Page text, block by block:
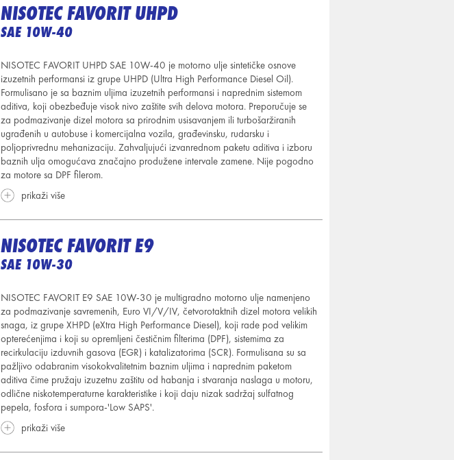
NISOTEC FAVORIT UHPD
SAE 10W-40
NISOTEC FAVORIT UHPD SAE 10W-40 je motorno ulje sintetičke osnove
izuzetnih performansi iz grupe UHPD (Ultra High Performance Diesel Oil).
Formulisano je sa baznim uljima izuzetnih performansi i naprednim sistemom
aditiva, koji obezbeđuje visok nivo zaštite svih delova motora. Preporučuje se
za podmazivanje dizel motora sa prirodnim usisavanjem ili turbošaržiranih
ugrađenih u autobuse i komercijalna vozila, građevinsku, rudarsku i
poljoprivrednu mehanizaciju. Zahvaljujući izvanrednom paketu aditiva i izboru
baznih ulja omogućava značajno produžene intervale zamene. Nije pogodno
za motore sa DPF filerom.
prikaži više
NISOTEC FAVORIT E9
SAE 10W-30
NISOTEC FAVORIT E9 SAE 10W-30 je multigradno motorno ulje namenjeno
za podmazivanje savremenih, Euro VI/V/IV, četvorotaktnih dizel motora velikih
snaga, iz grupe XHPD (eXtra High Performance Diesel), koji rade pod velikim
opterećenjima i koji su opremljeni čestičnim filterima (DPF), sistemima za
recirkulaciju izduvnih gasova (EGR) i katalizatorima (SCR). Formulisana su sa
pažljivo odabranim visokokvalitetnim baznim uljima i naprednim paketom
aditiva čime pružaju izuzetnu zaštitu od habanja i stvaranja naslaga u motoru,
odlične niskotemperaturne karakteristike i koji daju nizak sadržaj sulfatnog
pepela, fosfora i sumpora-'Low SAPS'.
prikaži više